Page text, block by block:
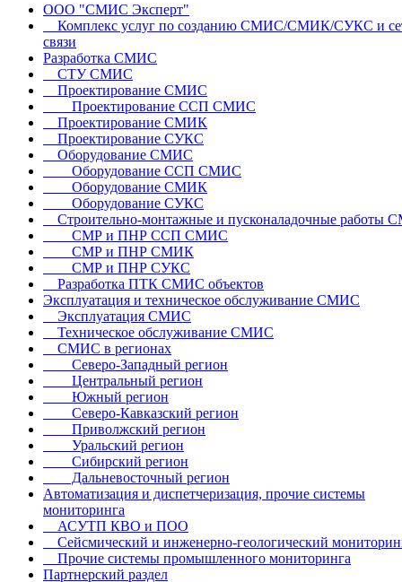
ООО "СМИС Эксперт"
Комплекс услуг по созданию СМИС/СМИК/СУКС и
связи
Разработка СМИС
СТУ СМИС
Проектирование СМИС
Проектирование ССП СМИС
Проектирование СМИК
Проектирование СУКС
Оборудование СМИС
Оборудование ССП СМИС
Оборудование СМИК
Оборудование СУКС
Строительно-монтажные и пусконаладочные работы
СМР и ПНР ССП СМИС
СМР и ПНР СМИК
СМР и ПНР СУКС
Разработка ПТК СМИС объектов
Эксплуатация и техническое обслуживание СМИС
Эксплуатация СМИС
Техническое обслуживание СМИС
СМИС в регионах
Северо-Западный регион
Центральный регион
Южный регион
Северо-Кавказский регион
Приволжский регион
Уральский регион
Сибирский регион
Дальневосточный регион
Автоматизация и диспетчеризация, прочие системы
мониторинга
АСУТП КВО и ПОО
Сейсмический и инженерно-геологический
Прочие системы промышленного мониторинга
Партнерский раздел